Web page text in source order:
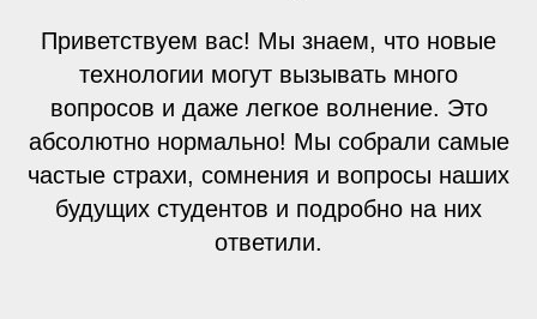
Приветствуем вас! Мы знаем, что новые
технологии могут вызывать много
вопросов и даже легкое волнение. Это
абсолютно нормально! Мы собрали самые
частые страхи, сомнения и вопросы наших
будущих студентов и подробно на них
ответили.